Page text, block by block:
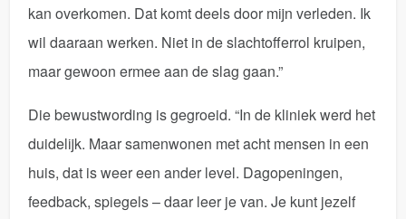
kan overkomen. Dat komt deels door mijn verleden. Ik
wil daaraan werken. Niet in de slachtofferrol kruipen,
maar gewoon ermee aan de slag gaan.”
Die bewustwording is gegroeid. “In de kliniek werd het
duidelijk. Maar samenwonen met acht mensen in een
huis, dat is weer een ander level. Dagopeningen,
feedback, spiegels – daar leer je van. Je kunt jezelf